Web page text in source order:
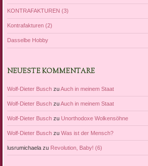
KONTRAFAKTUREN (3)
Kontrafakturen (2)
Dasselbe Hobby
NEUESTE KOMMENTARE
Wolf-Dieter BuschzuAuch in meinem Staat
Wolf-Dieter BuschzuAuch in meinem Staat
Wolf-Dieter Buschzu Unorthodoxe Wolkensöhne
Wolf-Dieter Buschzu Was ist der Mensch?
lusrumichaelazu Revolution, Baby! (6)